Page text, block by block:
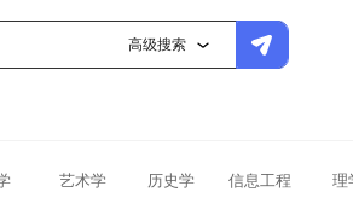
高级搜索
艺术学 历史学 信息工程 理